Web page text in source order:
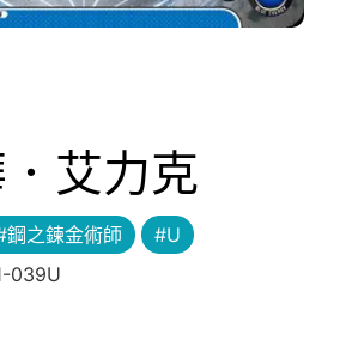
艾力克
鋼之鍊金術師
#U
039U